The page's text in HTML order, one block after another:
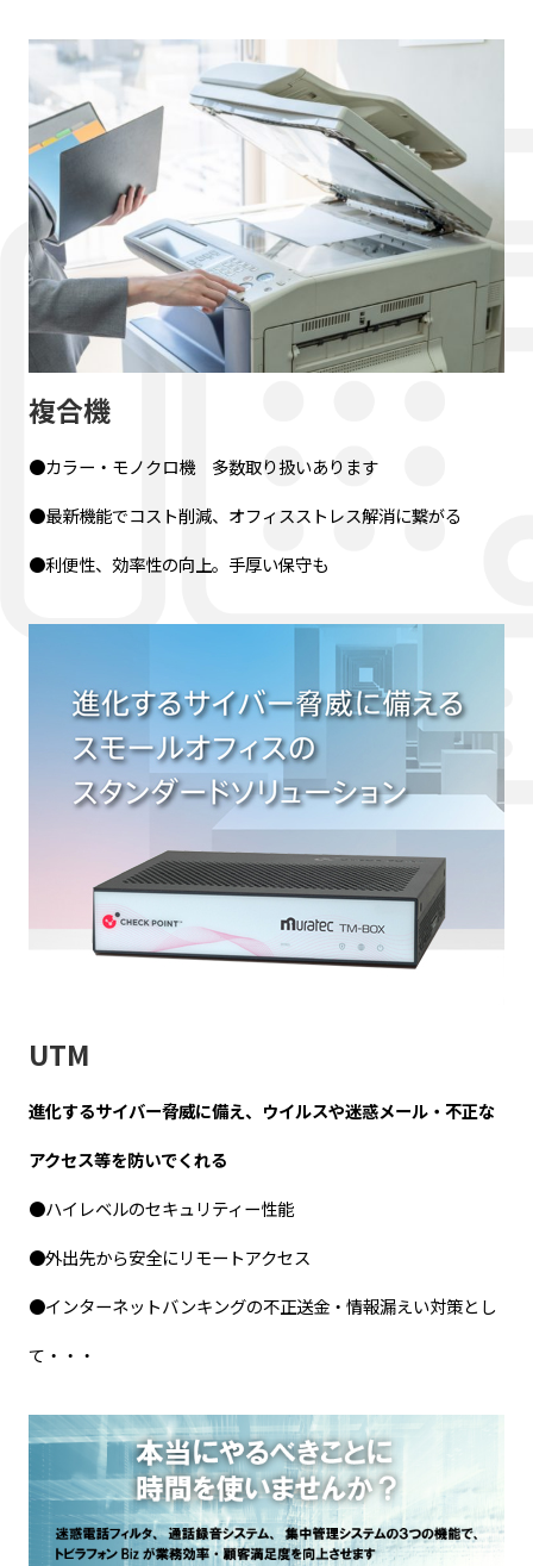
複合機
●カラー・モノクロ機 多数取り扱いあります
●最新機能でコスト削減、オフィスストレス解消に繋がる
●利便性、効率性の向上。手厚い保守も
UTM
進化するサイバー脅威に備え、ウイルスや迷惑メール・不正な
アクセス等を防いでくれる
●ハイレベルのセキュリティー性能
●外出先から安全にリモートアクセス
●インターネットバンキングの不正送金・情報漏えい対策とし
て・・・